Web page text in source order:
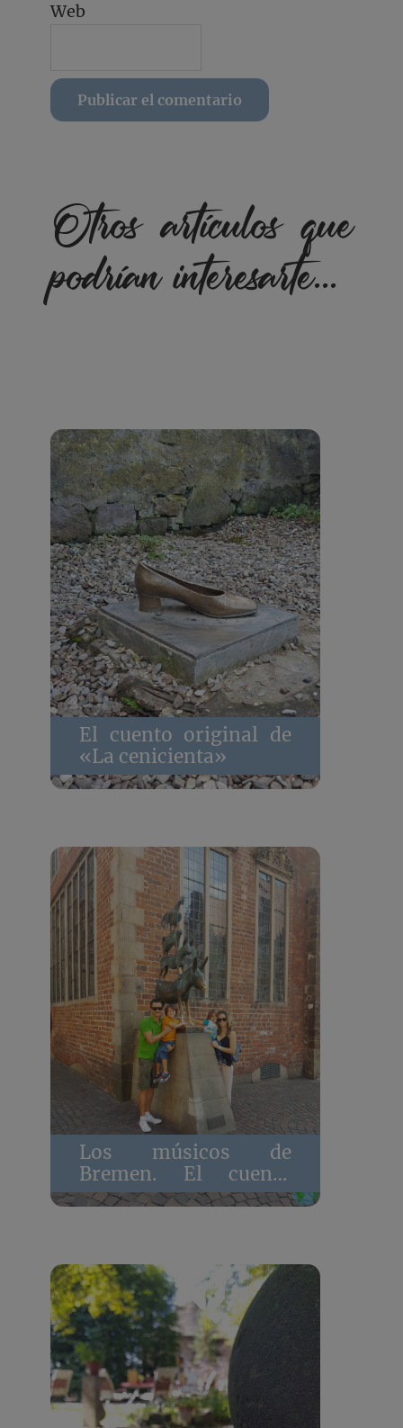
Web
Otros artículos que
podrían interesarte...
El cuento original de
«La cenicienta»
Los músicos de
Bremen. El cuento
para niños